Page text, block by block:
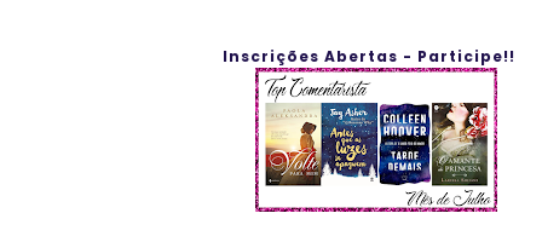
Inscrições Abertas - Participe!!